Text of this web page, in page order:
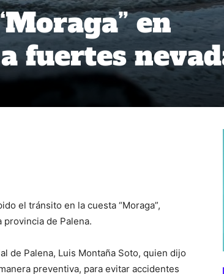
en
fuertes
el tránsito en la cuesta “Moraga”,
provincia de Palena.
de Palena, Luis Montaña Soto, quien dijo
preventiva, para evitar accidentes